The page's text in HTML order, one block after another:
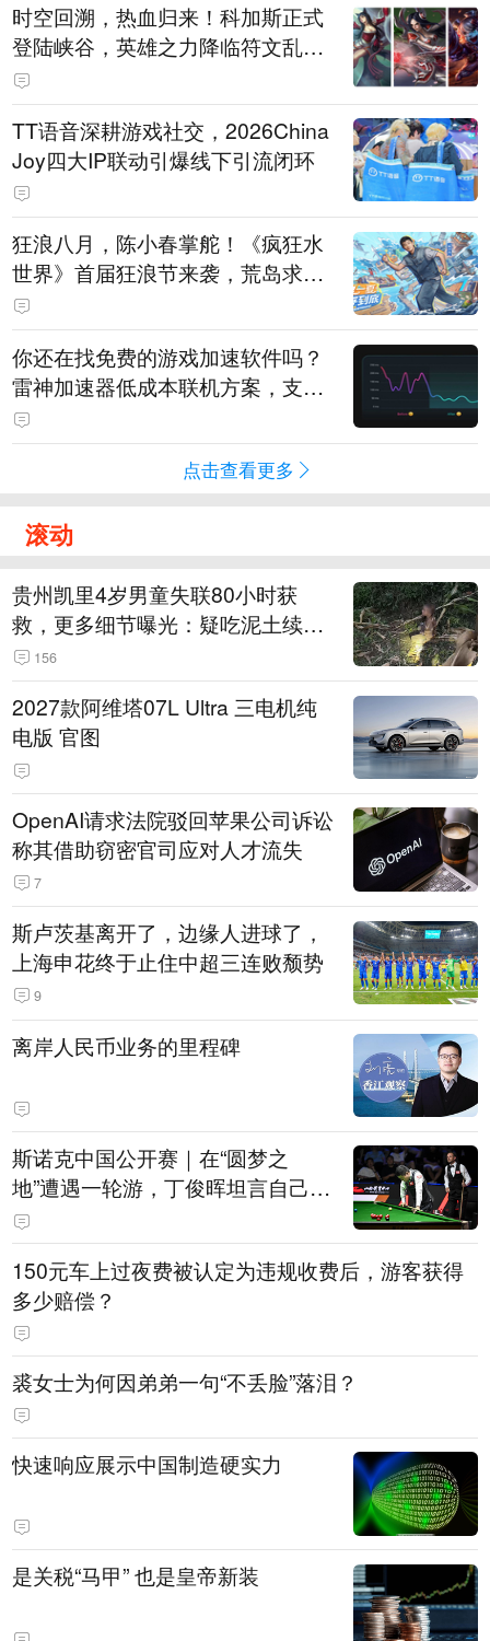
时空回溯，热血归来！科加斯正式
登陆峡谷，英雄之力降临符文乱
斗！
TT语音深耕游戏社交，2026China
Joy四大IP联动引爆线下引流闭环
狂浪八月，陈小春掌舵！《疯狂水
世界》首届狂浪节来袭，荒岛求生
直播即将开启
你还在找免费的游戏加速软件吗？
雷神加速器低成本联机方案，支持
免费试用
点击查看更多
滚动
贵州凯里4岁男童失联80小时获
救，更多细节曝光：疑吃泥土续
命，搜救至20米附近错过多找3天
156
2027款阿维塔07L Ultra 三电机纯
电版 官图
OpenAI请求法院驳回苹果公司诉讼
称其借助窃密官司应对人才流失
7
斯卢茨基离开了，边缘人进球了，
上海申花终于止住中超三连败颓势
9
离岸人民币业务的里程碑
斯诺克中国公开赛｜在“圆梦之
地”遭遇一轮游，丁俊晖坦言自己状
态起伏是常态
150元车上过夜费被认定为违规收费后，游客获得
多少赔偿？
裘女士为何因弟弟一句“不丢脸”落泪？
快速响应展示中国制造硬实力
是关税“马甲” 也是皇帝新装